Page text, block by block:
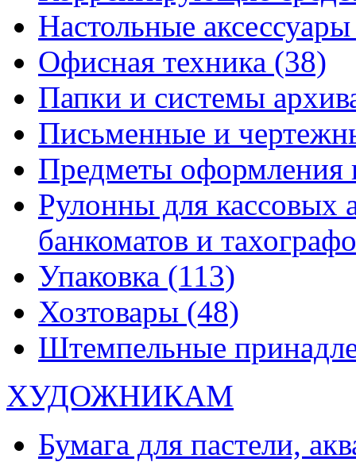
Настольные
Офисная техника (38)
Папки и системы
Письменные и
Предметы оформления
Рулонны для кассовых
банкоматов и
Упаковка (113)
Хозтовары (48)
Штемпельные
ХУДОЖНИКАМ
Бумага для пастели,